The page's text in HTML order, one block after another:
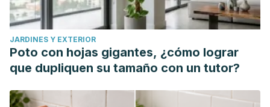
(2013).
Llalliré, Juan Carlos, Kein Young Park, and M. Pasarelli.
"Síndrome de Waardenburg."
Oftalmol
81.2 (2010): 59-61.
Tratado de Medicina
JARDINES Y EXTERIOR
Poto con hojas gigantes, ¿cómo lograr
que dupliquen su tamaño con un tutor?